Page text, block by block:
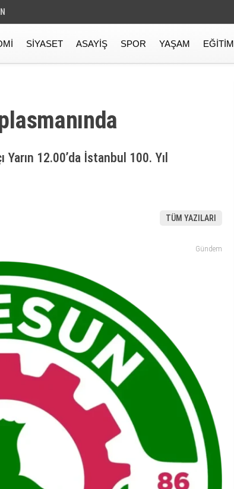
SIYASET ASAYIŞ SPOR YAŞAM EĞITIM
12.00’da İstanbul 100. Yıl
TÜM YAZILARI
Gündem